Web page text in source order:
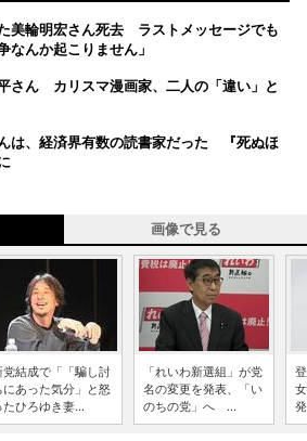
美輪明宏さん死去 ラストメッセージでも
んか起こりません」
さん カリスマ漫画家、二人の「違い」と
は、経済界有数の読書家だった 『死ぬほ
画像で見る
党結成で「「騙し討
にあった気分」と怒
たひろゆき妻...
「れいわ新選組」が党
名の変更を発表、「い
のちの党」へ ...